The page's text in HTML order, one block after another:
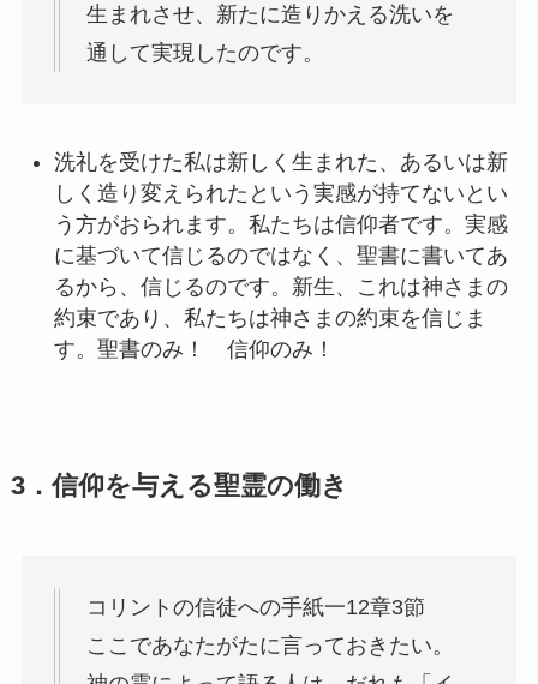
生まれさせ、新たに造りかえる洗いを
通して実現したのです。
洗礼を受けた私は新しく生まれた、あるいは新
しく造り変えられたという実感が持てないとい
う方がおられます。私たちは信仰者です。実感
に基づいて信じるのではなく、聖書に書いてあ
るから、信じるのです。新生、これは神さまの
約束であり、私たちは神さまの約束を信じま
す。聖書のみ！ 信仰のみ！
3．信仰を与える聖霊の働き
コリントの信徒への手紙一12章3節
ここであなたがたに言っておきたい。